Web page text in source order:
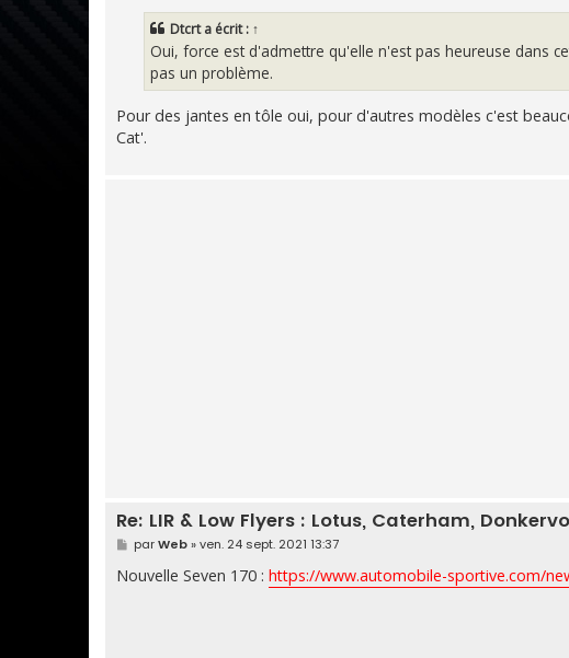
Dtcrta écrit : ↑
Oui, force est d'admettre qu'elle n'est pas heureuse dans
pas un problème.
Pour des jantes en tôle oui, pour d'autres modèles c'est
Cat'.
Re: LIR & Low Flyers : Lotus, Caterham,
M
e
s
s
parWeb»ven. 24 sept. 2021 13:37
Nouvelle Seven 170 : https://www.automobile-sportive.com/